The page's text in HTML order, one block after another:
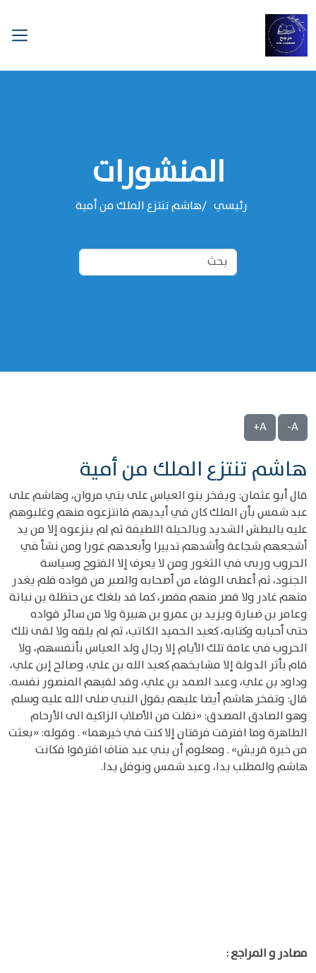
المنشورات
رئيسي هاشم تنتزع الملك من أمية
A-
A+
هاشم تنتزع الملك من أمية
قال أبو عثمان: ويفخر بنو العباس على بني مروان، وهاشم على
عبد شمس بأن الملك كان في أيديهم فانتزعوه منهم وغلبوهم
عليه بالبطش الشديد وبالحيلة اللطيفة ثم لم ينزعوه إلا من يد
أشجعهم شجاعة وأشدهم تدبيرا وأبعدهم غورا ومن نشأ في
الحروب وربى في الثغور ومن لا يعرف إلا الفتوح وسياسة
الجنود، ثم أعطى الوفاء من أصحابه والصبر من قواده فلم يغدر
منهم غادر ولا قصر منهم مقصر، كما قد بلغك عن حنظلة بن نباتة
وعامر بن ضبارة ويزيد بن عمرو بن هبيرة ولا من سائر قواده
حتى أحبابه وكتابه، كعبد الحميد الكاتب، ثم لم يلقه ولا لقى تلك
الحروب في عامة تلك الأيام إلا رجال ولد العباس بأنفسهم، ولا
قام بأثر الدولة إلا مشايخهم كعبد الله بن علي، وصالح إبن علي،
وداود بن علي، وعبد الصمد بن علي، وقد لقيهم المنصور نفسه.
قال: وتفخر هاشم أيضا عليهم بقول النبي صلى الله عليه وسلم
وهو الصادق المصدق: «نقلت من الأصلاب الزاكية الى الأرحام
الطاهرة وما افترقت فرقتان إلا كنت في خيرهما» . وقوله: «بعثت
من خيرة قريش» . ومعلوم أن بني عبد مناف افترقوا فكانت
هاشم والمطلب يدا، وعبد شمس ونوفل يدا.
مصادر و المراجع :